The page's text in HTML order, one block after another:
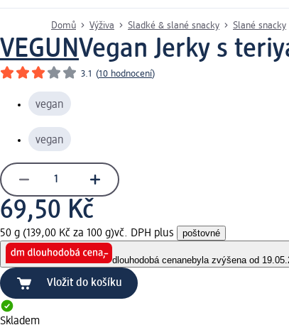
Domů Výživa Sladké & slané snacky Slané snacky
VEGUNVegan Jerky s
3.1 (10 hodnocení)
vegan
vegan
69,50 Kč
50 g (139,00 Kč za 100 g)vč. DPH plus poštovné
dlouhodobá cenanebyla zvýšena od
Vložit do košíku
Skladem